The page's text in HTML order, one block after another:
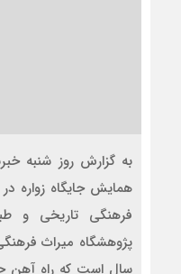
به گزارش روز شنبه
همایش جایگاه زواره در
فرهنگی تاریخی و
پژوهشگاه میراث
سال است که راه آهن